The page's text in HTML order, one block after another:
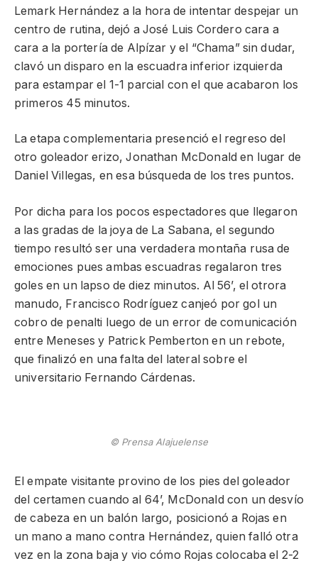
Lemark Hernández a la hora de intentar despejar un
centro de rutina, dejó a José Luis Cordero cara a
cara a la portería de Alpízar y el “Chama” sin dudar,
clavó un disparo en la escuadra inferior izquierda
para estampar el 1-1 parcial con el que acabaron los
primeros 45 minutos.
La etapa complementaria presenció el regreso del
otro goleador erizo, Jonathan McDonald en lugar de
Daniel Villegas, en esa búsqueda de los tres puntos.
Por dicha para los pocos espectadores que llegaron
a las gradas de la joya de La Sabana, el segundo
tiempo resultó ser una verdadera montaña rusa de
emociones pues ambas escuadras regalaron tres
goles en un lapso de diez minutos. Al 56’, el otrora
manudo, Francisco Rodríguez canjeó por gol un
cobro de penalti luego de un error de comunicación
entre Meneses y Patrick Pemberton en un rebote,
que finalizó en una falta del lateral sobre el
universitario Fernando Cárdenas.
© Prensa Alajuelense
El empate visitante provino de los pies del goleador
del certamen cuando al 64’, McDonald con un desvío
de cabeza en un balón largo, posicionó a Rojas en
un mano a mano contra Hernández, quien falló otra
vez en la zona baja y vio cómo Rojas colocaba el 2-2